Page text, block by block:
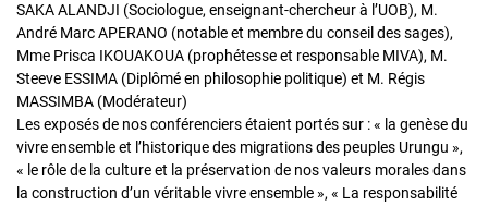
SAKA ALANDJI (Sociologue, enseignant-chercheur à l’UOB), M.
André Marc APERANO (notable et membre du conseil des sages),
Mme Prisca IKOUAKOUA (prophétesse et responsable MIVA), M.
Steeve ESSIMA (Diplômé en philosophie politique) et M. Régis
MASSIMBA (Modérateur)
Les exposés de nos conférenciers étaient portés sur : « la genèse du
vivre ensemble et l’historique des migrations des peuples Urungu »,
« le rôle de la culture et la préservation de nos valeurs morales dans
la construction d’un véritable vivre ensemble », « La responsabilité